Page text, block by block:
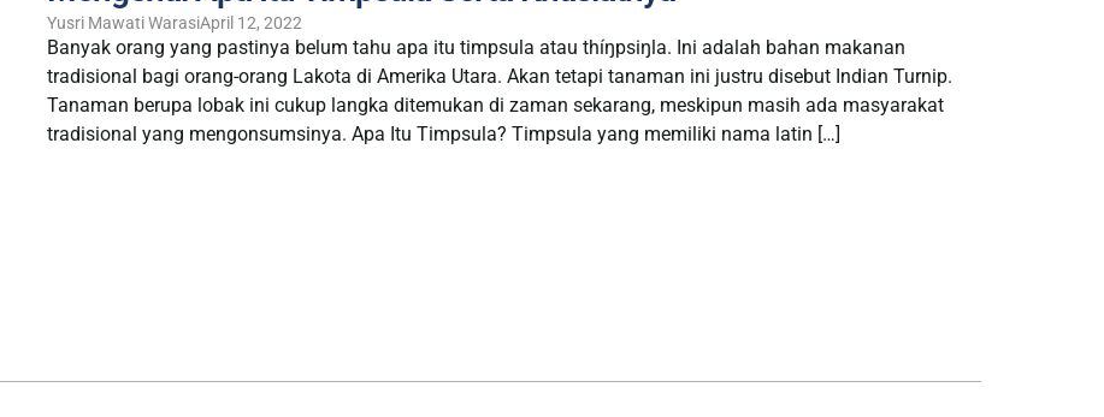
Yusri Mawati WarasiApril 12, 2022
Banyak orang yang pastinya belum tahu apa itu timpsula atau thíŋpsiŋla. Ini adalah bahan makanan
tradisional bagi orang-orang Lakota di Amerika Utara. Akan tetapi tanaman ini justru disebut Indian Turnip.
Tanaman berupa lobak ini cukup langka ditemukan di zaman sekarang, meskipun masih ada masyarakat
tradisional yang mengonsumsinya. Apa Itu Timpsula? Timpsula yang memiliki nama latin […]